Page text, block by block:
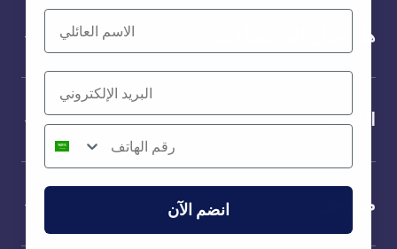
هل تحتاج إلى مساعدة؟
الخدمة
من نحن انضم الآن